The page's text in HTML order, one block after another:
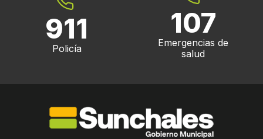
911
Policía
107
Emergencias de
salud